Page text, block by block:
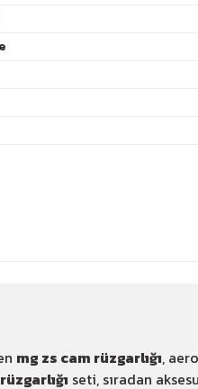
mg zs cam rüzgarlığı,
seti, sıradan